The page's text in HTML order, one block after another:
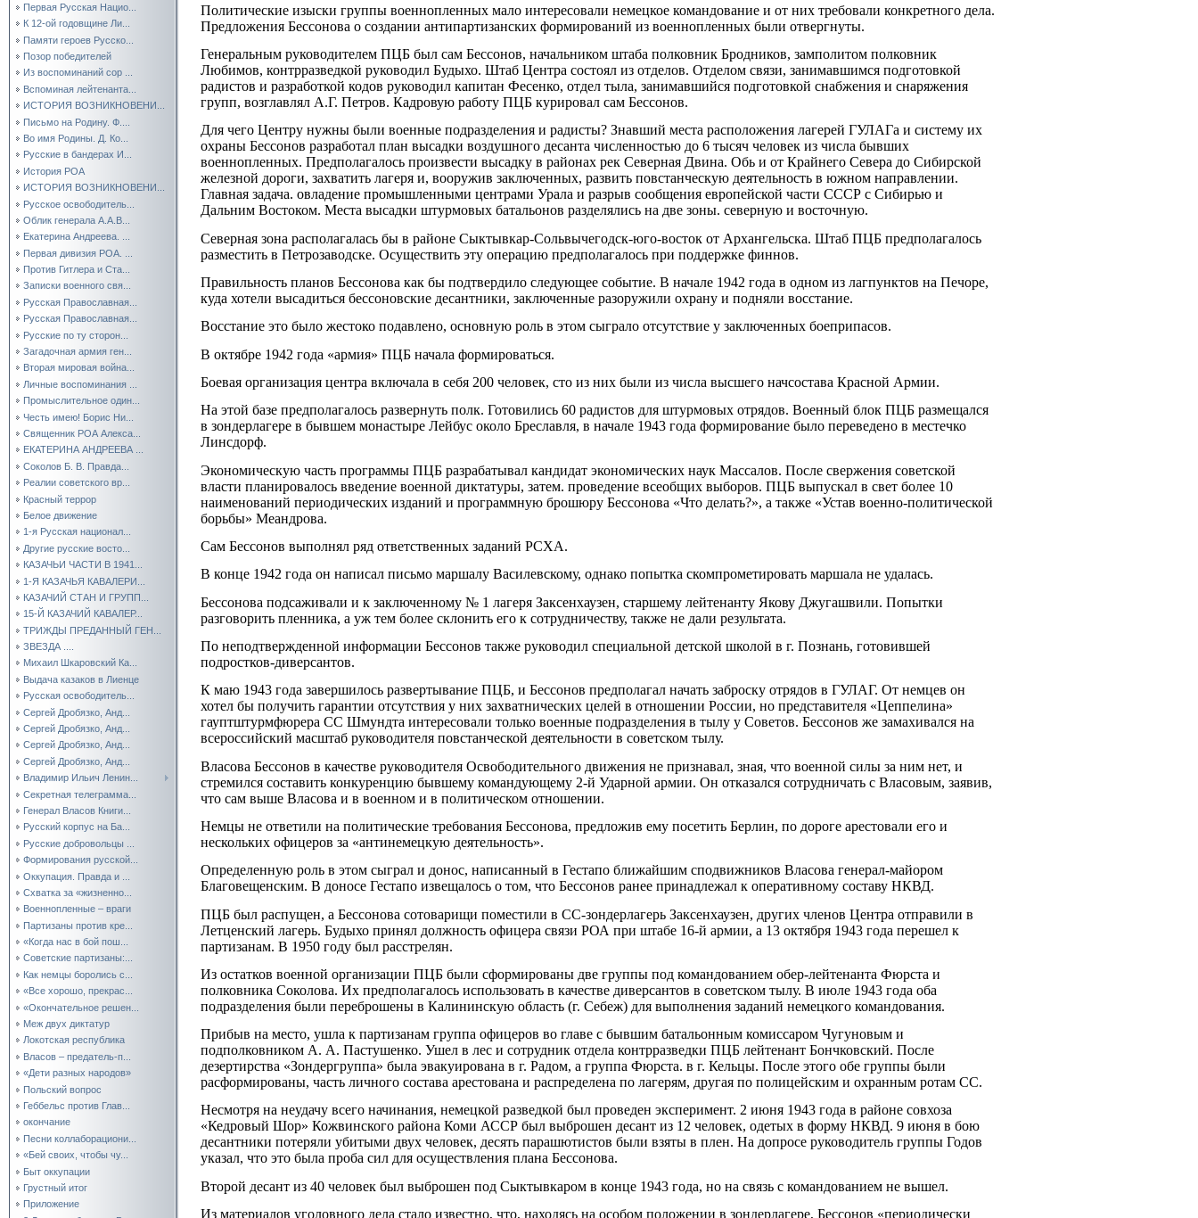
Первая Русская Нацио...
К 12-ой годовщине Ли...
Памяти героев Русско...
Позор победителей
Из воспоминаний сор ...
Вспоминая лейтенанта...
ИСТОРИЯ ВОЗНИКНОВЕНИ...
Письмо на Родину. Ф....
Во имя Родины. Д. Ко...
Русские в бандерах И...
История РОА
ИСТОРИЯ ВОЗНИКНОВЕНИ...
Русское освободитель...
Облик генерала А.А.В...
Екатерина Андреева. ...
Первая дивизия РОА. ...
Против Гитлера и Ста...
Записки военного свя...
Русская Православная...
Русская Православная...
Русские по ту сторон...
Загадочная армия ген...
Вторая мировая война...
Личные воспоминания ...
Промыслительное один...
Честь имею! Борис Ни...
Священник РОА Алекса...
ЕКАТЕРИНА АНДРЕЕВА ...
Соколов Б. В. Правда...
Реалии советского вр...
Красный террор
Белое движение
1-я Русская национал...
Другие русские восто...
КАЗАЧЬИ ЧАСТИ В 1941...
1-Я КАЗАЧЬЯ КАВАЛЕРИ...
КАЗАЧИЙ СТАН И ГРУПП...
15-Й КАЗАЧИЙ КАВАЛЕР...
ТРИЖДЫ ПРЕДАННЫЙ ГЕН...
ЗВЕЗДА ....
Михаил Шкаровский Ка...
Выдача казаков в Лиенце
Русская освободитель...
Сергей Дробязко, Анд...
Сергей Дробязко, Анд...
Сергей Дробязко, Анд...
Сергей Дробязко, Анд...
Владимир Ильич Ленин...
Секретная телеграмма...
Генерал Власов Книги...
Русский корпус на Ба...
Русские добровольцы ...
Формирования русской...
Оккупация. Правда и ...
Схватка за «жизненно...
Военнопленные – враги
Партизаны против кре...
«Когда нас в бой пош...
Советские партизаны:...
Как немцы боролись с...
«Все хорошо, прекрас...
«Окончательное решен...
Меж двух диктатур
Локотская республика
Власов – предатель-п...
«Дети разных народов»
Польский вопрос
Геббельс против Глав...
окончание
Песни коллаборациони...
«Бей своих, чтобы чу...
Быт оккупации
Грустный итог
Приложение
Политические изыски группы военнопленных мало интересовали немецкое командование и от них требовали конкретного дела.
Предложения Бессонова о создании антипартизанских формирований из военнопленных были отвергнуты.
Генеральным руководителем ПЦБ был сам Бессонов, начальником штаба полковник Бродников, замполитом полковник
Любимов, контрразведкой руководил Будыхо. Штаб Центра состоял из отделов. Отделом связи, занимавшимся подготовкой
радистов и разработкой кодов руководил капитан Фесенко, отдел тыла, занимавшийся подготовкой снабжения и снаряжения
групп, возглавлял А.Г. Петров. Кадровую работу ПЦБ курировал сам Бессонов.
Для чего Центру нужны были военные подразделения и радисты? Знавший места расположения лагерей ГУЛАГа и систему их
охраны Бессонов разработал план высадки воздушного десанта численностью до 6 тысяч человек из числа бывших
военнопленных. Предполагалось произвести высадку в районах рек Северная Двина. Обь и от Крайнего Севера до Сибирской
железной дороги, захватить лагеря и, вооружив заключенных, развить повстанческую деятельность в южном направлении.
Главная задача. овладение промышленными центрами Урала и разрыв сообщения европейской части СССР с Сибирью и
Дальним Востоком. Места высадки штурмовых батальонов разделялись на две зоны. северную и восточную.
Северная зона располагалась бы в районе Сыктывкар-Сольвычегодск-юго-восток от Архангельска. Штаб ПЦБ предполагалось
разместить в Петрозаводске. Осуществить эту операцию предполагалось при поддержке финнов.
Правильность планов Бессонова как бы подтвердило следующее событие. В начале 1942 года в одном из лагпунктов на Печоре,
куда хотели высадиться бессоновские десантники, заключенные разоружили охрану и подняли восстание.
Восстание это было жестоко подавлено, основную роль в этом сыграло отсутствие у заключенных боеприпасов.
В октябре 1942 года «армия» ПЦБ начала формироваться.
Боевая организация центра включала в себя 200 человек, сто из них были из числа высшего начсостава Красной Армии.
На этой базе предполагалось развернуть полк. Готовились 60 радистов для штурмовых отрядов. Военный блок ПЦБ размещался
в зондерлагере в бывшем монастыре Лейбус около Бреславля, в начале 1943 года формирование было переведено в местечко
Линсдорф.
Экономическую часть программы ПЦБ разрабатывал кандидат экономических наук Массалов. После свержения советской
власти планировалось введение военной диктатуры, затем. проведение всеобщих выборов. ПЦБ выпускал в свет более 10
наименований периодических изданий и программную брошюру Бессонова «Что делать?», а также «Устав военно-политической
борьбы» Меандрова.
Сам Бессонов выполнял ряд ответственных заданий РСХА.
В конце 1942 года он написал письмо маршалу Василевскому, однако попытка скомпрометировать маршала не удалась.
Бессонова подсаживали и к заключенному № 1 лагеря Заксенхаузен, старшему лейтенанту Якову Джугашвили. Попытки
разговорить пленника, а уж тем более склонить его к сотрудничеству, также не дали результата.
По неподтвержденной информации Бессонов также руководил специальной детской школой в г. Познань, готовившей
подростков-диверсантов.
К маю 1943 года завершилось развертывание ПЦБ, и Бессонов предполагал начать заброску отрядов в ГУЛАГ. От немцев он
хотел бы получить гарантии отсутствия у них захватнических целей в отношении России, но представителя «Цеппелина»
гауптштурмфюрера СС Шмундта интересовали только военные подразделения в тылу у Советов. Бессонов же замахивался на
всероссийский масштаб руководителя повстанческой деятельности в советском тылу.
Власова Бессонов в качестве руководителя Освободительного движения не признавал, зная, что военной силы за ним нет, и
стремился составить конкуренцию бывшему командующему 2-й Ударной армии. Он отказался сотрудничать с Власовым, заявив,
что сам выше Власова и в военном и в политическом отношении.
Немцы не ответили на политические требования Бессонова, предложив ему посетить Берлин, по дороге арестовали его и
нескольких офицеров за «антинемецкую деятельность».
Определенную роль в этом сыграл и донос, написанный в Гестапо ближайшим сподвижников Власова генерал-майором
Благовещенским. В доносе Гестапо извещалось о том, что Бессонов ранее принадлежал к оперативному составу НКВД.
ПЦБ был распущен, а Бессонова сотоварищи поместили в СС-зондерлагерь Заксенхаузен, других членов Центра отправили в
Летценский лагерь. Будыхо принял должность офицера связи РОА при штабе 16-й армии, а 13 октября 1943 года перешел к
партизанам. В 1950 году был расстрелян.
Из остатков военной организации ПЦБ были сформированы две группы под командованием обер-лейтенанта Фюрста и
полковника Соколова. Их предполагалось использовать в качестве диверсантов в советском тылу. В июле 1943 года оба
подразделения были переброшены в Калининскую область (г. Себеж) для выполнения заданий немецкого командования.
Прибыв на место, ушла к партизанам группа офицеров во главе с бывшим батальонным комиссаром Чугуновым и
подполковником А. А. Пастушенко. Ушел в лес и сотрудник отдела контрразведки ПЦБ лейтенант Бончковский. После
дезертирства «Зондергруппа» была эвакуирована в г. Радом, а группа Фюрста. в г. Кельцы. После этого обе группы были
расформированы, часть личного состава арестована и распределена по лагерям, другая по полицейским и охранным ротам СС.
Несмотря на неудачу всего начинания, немецкой разведкой был проведен эксперимент. 2 июня 1943 года в районе совхоза
«Кедровый Шор» Кожвинского района Коми АССР был выброшен десант из 12 человек, одетых в форму НКВД. 9 июня в бою
десантники потеряли убитыми двух человек, десять парашютистов были взяты в плен. На допросе руководитель группы Годов
указал, что это была проба сил для осуществления плана Бессонова.
Второй десант из 40 человек был выброшен под Сыктывкаром в конце 1943 года, но на связь с командованием не вышел.
Из материалов уголовного дела стало известно, что, находясь на особом положении в зондерлагере, Бессонов «периодически